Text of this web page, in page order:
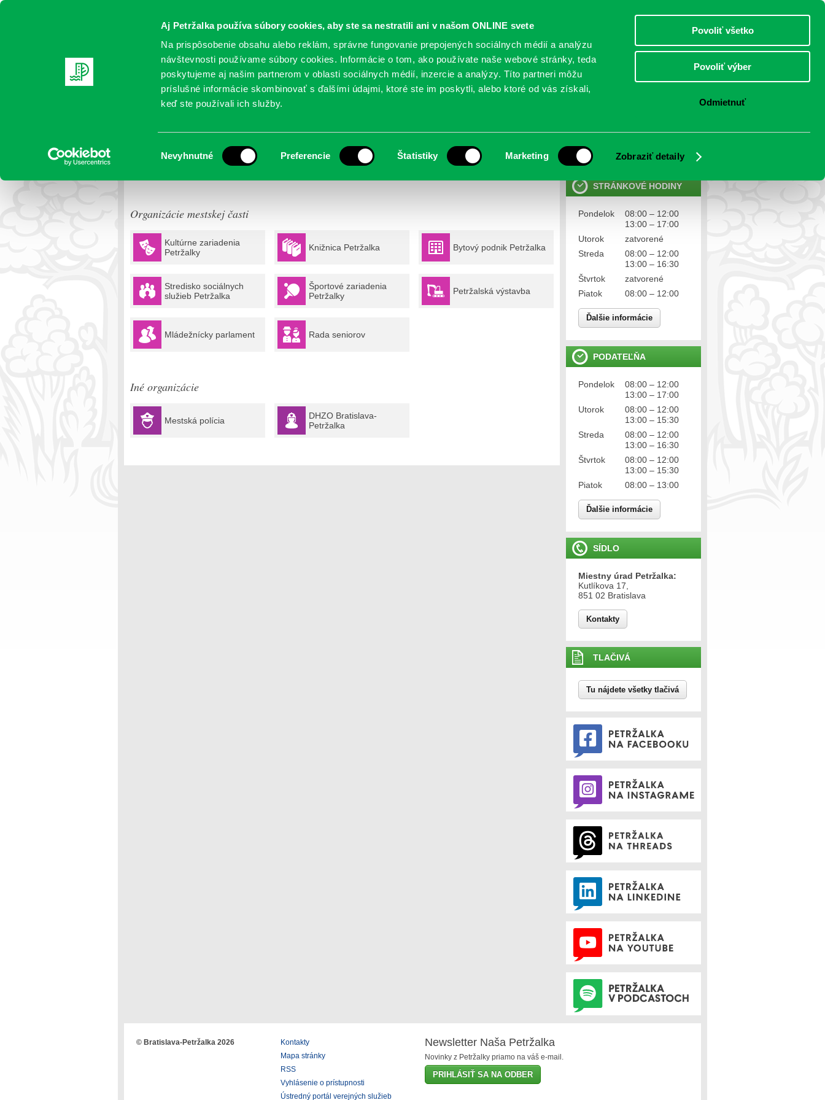
Aj Petržalka používa súbory cookies, aby ste sa nestratili ani v našom ONLINE svete
Na prispôsobenie obsahu alebo reklám, správne fungovanie prepojených sociálnych médií a analýzu
návštevnosti používame súbory cookies. Informácie o tom, ako používate naše webové stránky, teda
poskytujeme aj našim partnerom v oblasti sociálnych médií, inzercie a analýzy. Títo partneri môžu
príslušné informácie skombinovať s ďalšími údajmi, ktoré ste im poskytli, alebo ktoré od vás získali,
keď ste používali ich služby.
súhlasu
Nevyhnutné Preferencie Štatistiky Marketing Zobraziť detaily
Povoliť všetko
Povoliť výber
Odmietnuť
Oficiálne stránky
PETRŽALSKÉ KONTO
AKTUALITY SAMOSPRÁVA ORGANIZÁCIE OBLASTI NOVINY MAPY TLAČIVÁ KONTAKTY
Ochrana osobných údajov
STRÁNKOVÉ HODINY
Pondelok
08:00 – 12:00
13:00 – 17:00
Utorok
zatvorené
Streda
08:00 – 12:00
13:00 – 16:30
Štvrtok
zatvorené
Piatok
08:00 – 12:00
Ďalšie informácie
PODATEĽŇA
Pondelok
08:00 – 12:00
13:00 – 17:00
Utorok
08:00 – 12:00
13:00 – 15:30
Streda
08:00 – 12:00
13:00 – 16:30
Štvrtok
08:00 – 12:00
13:00 – 15:30
Piatok
08:00 – 13:00
Ďalšie informácie
SÍDLO
Miestny úrad Petržalka:
Kutlíkova 17,
851 02 Bratislava
Kontakty
TLAČIVÁ
Tu nájdete všetky tlačivá
Pôsobnosť miestneho
Interaktívny rozpočet Pridaj sa k nám
Organizácie mestskej časti
Kultúrne zariadenia
Petržalky
Knižnica Petržalka Bytový podnik Petržalka
Stredisko sociálnych
služieb Petržalka
Športové zariadenia
Petržalky
Petržalská výstavba
Mládežnícky parlament Rada seniorov
Iné organizácie
Mestská polícia
DHZO Bratislava-
Petržalka
© Bratislava-Petržalka 2026
Kontakty
Mapa stránky
RSS
Vyhlásenie o prístupnosti
Ústredný portál verejných služieb
Newsletter Naša Petržalka
Novinky z Petržalky priamo na váš e-mail.
PRIHLÁSIŤ SA NA ODBER